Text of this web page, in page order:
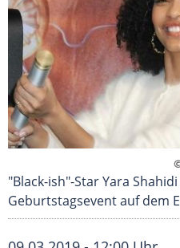
"Black-ish"-Star Yara
Geburtstagsevent auf dem